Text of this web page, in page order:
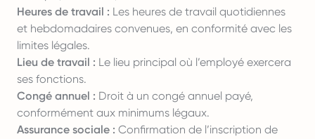
Heures de travail : Les heures de travail quotidiennes
et hebdomadaires convenues, en conformité avec les
limites légales.
Lieu de travail : Le lieu principal où l’employé exercera
ses fonctions.
Congé annuel : Droit à un congé annuel payé,
conformément aux minimums légaux.
Assurance sociale : Confirmation de l’inscription de